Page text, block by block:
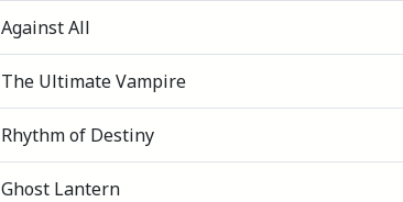
Against All
The Ultimate Vampire
Rhythm of Destiny
Ghost Lantern